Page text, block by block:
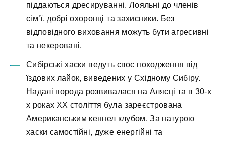
піддаються дресируванні. Лояльні до членів
сім’ї, добрі охоронці та захисники. Без
відповідного виховання можуть бути агресивні
та некеровані.
Сибірські хаски ведуть своє походження від
їздових лайок, виведених у Східному Сибіру.
Надалі порода розвивалася на Алясці та в 30-х
х роках XX століття була зареєстрована
Американським кеннел клубом. За натурою
хаски самостійні, дуже енергійні та